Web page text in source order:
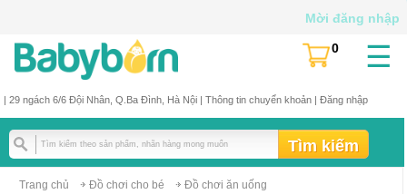
| 29 ngách 6/6 Đội Nhân, Q.Ba Đình, Hà Nội | Thông tin chuyển khoản| Đăng nhập
☰
(
0
Mời đăng nhập
Trang chủ Đồ chơi cho bé Đồ chơi ăn uống